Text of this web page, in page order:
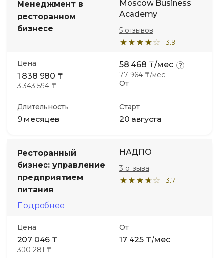
Менеджмент в
ресторанном
бизнесе
Moscow Business
Academy
3.9
5 отзывов
Цена
1 838 980 ₸
3 343 594 ₸ От
58 468 ₸/мес
77 964 ₸/мес
Длительность
9 месяцев
Старт
20 августа
Ресторанный
бизнес: управление
предприятием
питания
Подробнее
НАДПО
3.7
3 отзыва
Цена
207 046 ₸
300 281 ₸
От
17 425 ₸/мес